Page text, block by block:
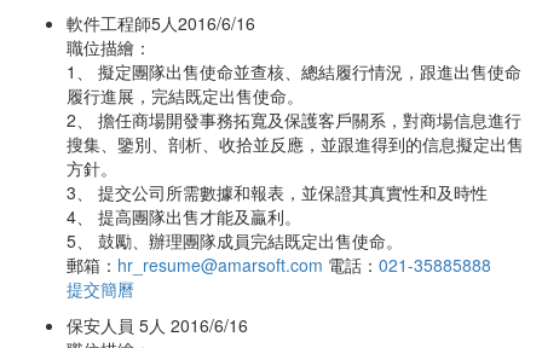
軟件工程師5人2016/6/16
職位描繪：
1、 擬定團隊出售使命並查核、總結履行情況，跟進出售使命
履行進展，完結既定出售使命。
2、 擔任商場開發事務拓寬及保護客戶關系，對商場信息進行
搜集、鑒別、剖析、收拾並反應，並跟進得到的信息擬定出售
方針。
3、 提交公司所需數據和報表，並保證其真實性和及時性
4、 提高團隊出售才能及贏利。
5、 鼓勵、辦理團隊成員完結既定出售使命。
郵箱： hr_resume@amarsoft.com 電話： 021-35885888
提交簡曆
保安人員 5人 2016/6/16